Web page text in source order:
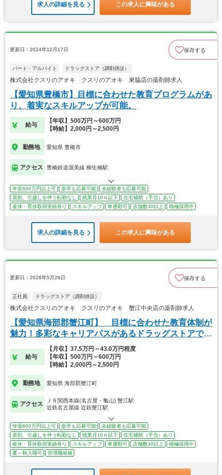
求人の詳細を見る この求人に興味がある
更新日：2024年12月17日 保存する
パート・アルバイト ドラッグストア（調剤併設）
株式会社クスリのアオキ クスリのアオキ 東脇店の薬剤師求人
【愛知県豊橋市】目標に合わせた教育プログラムがあ
り、着実なスキルアップが可能。
給与
【年収】500万円～600万円
【時給】2,000円～2,500円
勤務地 愛知県 豊橋市
アクセス 豊橋鉄道渥美線 柳生橋駅
年収600万円以上可 新卒も応募可能
未経験者も応募可能
原則、引越しを伴う転勤なし
残業月10ｈ以下
住宅補助（手当）あり
産休・育休取得実績有り
スキルアップ 車通勤可 店舗数30以上 積極採用中
求人の詳細を見る この求人に興味がある
更新日：2026年5月26日 保存する
正社員 ドラッグストア（調剤併設）
株式会社クスリのアオキ クスリのアオキ 蟹江中央店の薬剤師求人
【愛知県海部郡蟹江町】 目標に合わせた教育体制が
魅力！多彩なキャリアパスがあるドラッグストアで
給与
【月収】37.5万円～43.0万円程度
【年収】500万円～600万円
【時給】2,000円～2,500円
勤務地 愛知県 海部郡蟹江町
アクセス
ＪＲ関西本線(名古屋－亀山) 蟹江駅
近鉄名古屋線 近鉄蟹江駅
年収600万円以上可 新卒も応募可能
未経験者も応募可能
原則、引越しを伴う転勤なし
残業月10ｈ以下
住宅補助（手当）あり
産休・育休取得実績有り
スキルアップ 車通勤可 店舗数30以上
積極採用中
夏～秋入職可
管理職候補